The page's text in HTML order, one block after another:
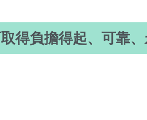
得負擔得起、可靠